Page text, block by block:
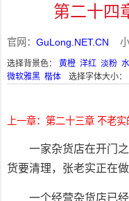
第二十四
官网： GuLong.NET.CN 小
选择背景色： 黄橙 洋红 淡粉
微软雅黑 楷体 选择字体大小：
上一章：第二十三章 不老实
一家杂货店在开门
货要清理，张老实正在做
一个经营杂货店已